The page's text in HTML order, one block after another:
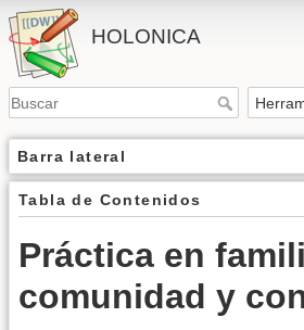
HOLONICA
Barra lateral
Tabla de Contenidos
Práctica en
comunidad y